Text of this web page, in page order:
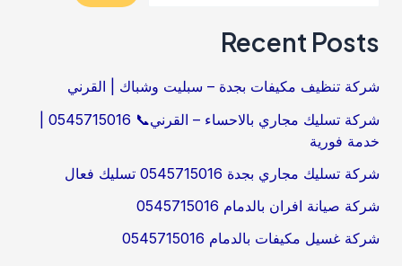
Recent Posts
شركة تنظيف مكيفات بجدة – سبليت وشباك | القرني
خدمة فورية
شركة تسليك مجاري بجدة 0545715016 تسليك فعال
شركة صيانة افران بالدمام 0545715016
شركة غسيل مكيفات بالدمام 0545715016